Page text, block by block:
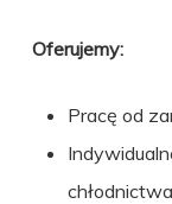
Oferujemy:
Pracę od